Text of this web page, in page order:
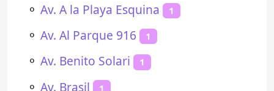
⚬ Av. A la Playa Esquina 1
⚬ Av. Al Parque 916 1
⚬ Av. Benito Solari 1
⚬ Av. Brasil 1